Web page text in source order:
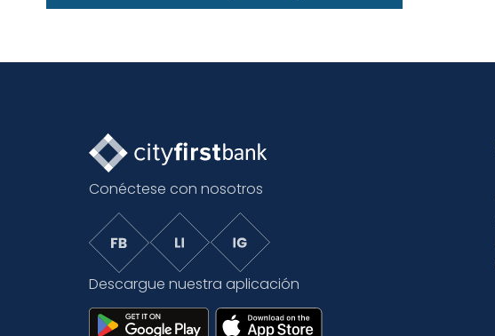
Conéctese con nosotros
Descargue nuestra aplicación